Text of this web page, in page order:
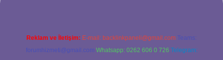
Reklam ve İletişim: E-mail: backlinkpaneli@gmail.com Teams:
forumhizmeti@gmail.com Whatsapp: 0262 606 0 726 Telegram: